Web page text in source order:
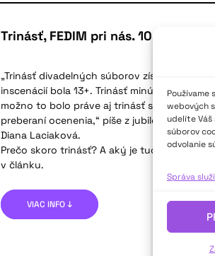
Používame
webových
udelíte
súborov
odvolanie
Správa
Trinásť, FEDIM pri nás. 10. ročník
„Trinásť divadelných súborov získalo skoro
inscenácií bola 13+. Trinásť minút meškalo
možno to bolo práve aj trinásť sĺz, čo
preberaní ocenenia,“ píše z jubilejného
Diana Laciaková.
Prečo skoro trinásť? A aký je tucet mladého
v článku.
VIAC INFO ↓